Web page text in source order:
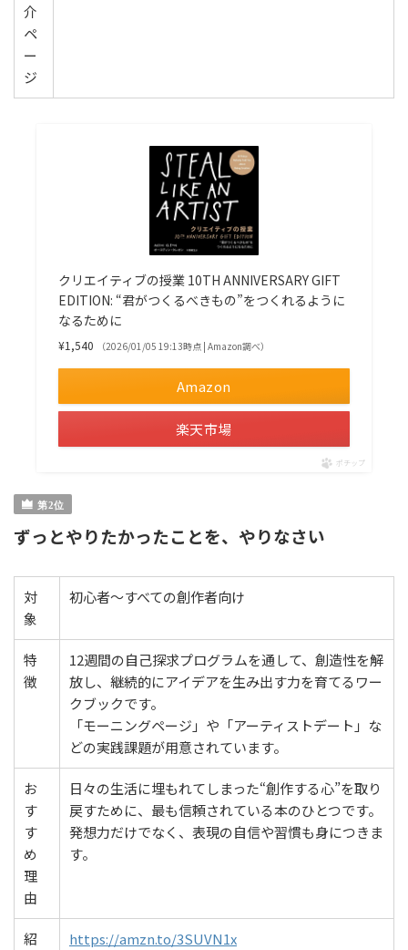
介
ペ
ー
ジ
クリエイティブの授業 10TH ANNIVERSARY GIFT
EDITION: “君がつくるべきもの”をつくれるように
なるために
¥1,540 （2026/01/05 19:13時点 | Amazon調べ）
Amazon
楽天市場
ポチップ
ずっとやりたかったことを、やりなさい
対
象
初心者〜すべての創作者向け
特
徴
12週間の自己探求プログラムを通して、創造性を解
放し、継続的にアイデアを生み出す力を育てるワー
クブックです。
「モーニングページ」や「アーティストデート」な
どの実践課題が用意されています。
お
す
す
め
理
由
日々の生活に埋もれてしまった“創作する心”を取り
戻すために、最も信頼されている本のひとつです。
発想力だけでなく、表現の自信や習慣も身につきま
す。
紹
https://amzn.to/3SUVN1x